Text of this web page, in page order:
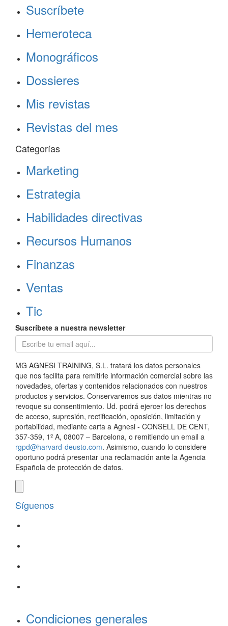
Suscríbete
Hemeroteca
Monográficos
Dossieres
Mis revistas
Revistas del mes
Categorías
Marketing
Estrategia
Habilidades directivas
Recursos Humanos
Finanzas
Ventas
Tic
Suscríbete a nuestra newsletter
MG AGNESI TRAINING, S.L. tratará los datos personales
que nos facilita para remitirle información comercial sobre las
novedades, ofertas y contenidos relacionados con nuestros
productos y servicios. Conservaremos sus datos mientras no
revoque su consentimiento. Ud. podrá ejercer los derechos
de acceso, supresión, rectificación, oposición, limitación y
portabilidad, mediante carta a Agnesi - CONSELL DE CENT,
357-359, 1º A, 08007 – Barcelona, o remitiendo un email a
rgpd@harvard-deusto.com. Asimismo, cuando lo considere
oportuno podrá presentar una reclamación ante la Agencia
Española de protección de datos.
Síguenos
Condiciones generales